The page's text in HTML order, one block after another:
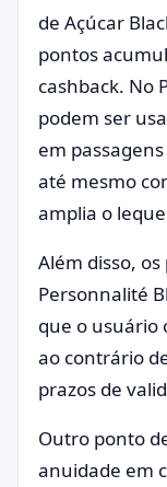
de Açúcar
pontos
cashback. No
podem ser
em
até mesmo
amplia o
Além disso,
Personnalité
que o usuário
ao contrário
prazos de
Outro ponto
anuidade em